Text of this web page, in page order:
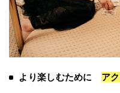
より楽しむために ア